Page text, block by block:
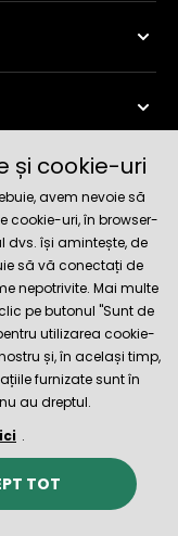
condiții
tehnic de
și cookie-uri
avem nevoie să
cookie-uri, în browser-
dvs. își amintește, de
să vă conectați de
nepotrivite. Mai multe
pe butonul "Sunt de
utilizarea cookie-
și, în același timp,
furnizate sunt în
au dreptul.
.
TOT